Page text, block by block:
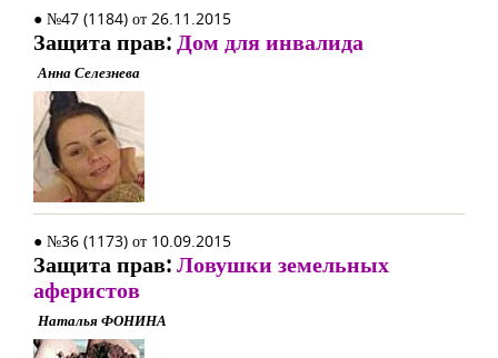
● №47 (1184) от 26.11.2015
Защита прав:Дом для инвалида
Анна Селезнева
● №36 (1173) от 10.09.2015
Защита прав:Ловушки земельных
аферистов
Наталья ФОНИНА